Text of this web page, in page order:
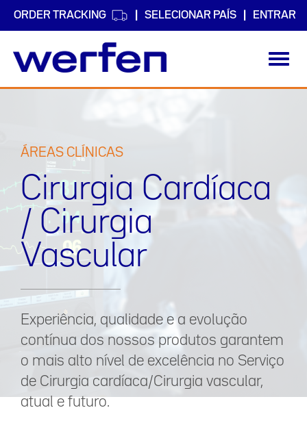
ORDER TRACKING SELECIONAR PAÍS ENTRAR
principalÁREAS CLÍNICAS
Cirurgia Cardíaca
/ Cirurgia
Vascular
Experiência, qualidade e a evolução
contínua dos nossos produtos garantem
o mais alto nível de excelência no Serviço
de Cirurgia cardíaca/Cirurgia vascular,
atual e futuro.